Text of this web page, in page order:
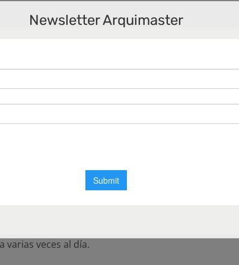
para oprimir la botonera.
con jabón, desinfectante o usar alcohol
ascensor, sino higienizarse correctamente
y/o barbijos para circular.
vinculadas
le recomienda la limpieza y desinfección
posible.
desinfectantes líquidos en zonas como la
varias veces al día.
Newsletter Arquimaster